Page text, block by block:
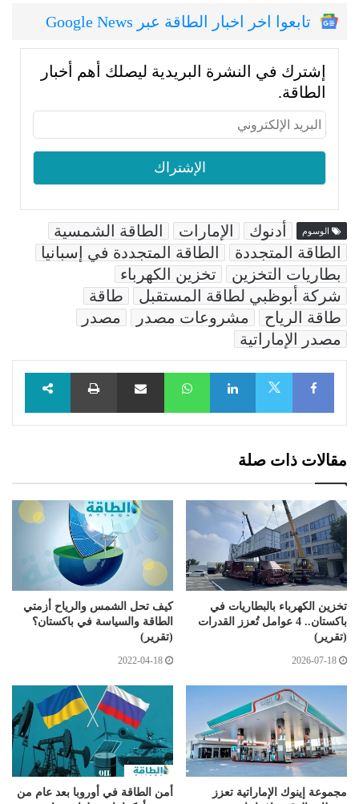
تابعوا اخر اخبار الطاقة عبر Google News
إشترك في النشرة البريدية ليصلك أهم أخبار
الطاقة.
الوسوم أدنوك الإمارات
الطاقة الشمسية
الطاقة المتجددة
الطاقة المتجددة في إسبانيا
بطاريات التخزين
تخزين الكهرباء
شركة أبوظبي لطاقة المستقبل
طاقة
طاقة الرياح
مشروعات مصدر
مصدر
مصدر الإماراتية
Facebook
LinkedIn
WhatsAppمشاركة عبر البريد طباعة
مقالات ذات صلة
تخزين الكهرباء بالبطاريات في
باكستان.. 4 عوامل تُعزز القدرات
(تقرير)
2026-07-18
كيف تحل الشمس والرياح أزمتي
الطاقة والسياسة في باكستان؟
(تقرير)
2022-04-18
مجموعة إينوك الإماراتية تعزز
أمن الطاقة في أوروبا بعد عام من